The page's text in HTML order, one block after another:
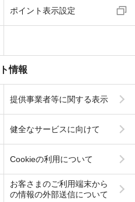
ポイント表示設定
情報
提供事業者等に関する表示
健全なサービスに向けて
Cookieの利用について
お客さまのご利用端末から
の情報の外部送信について